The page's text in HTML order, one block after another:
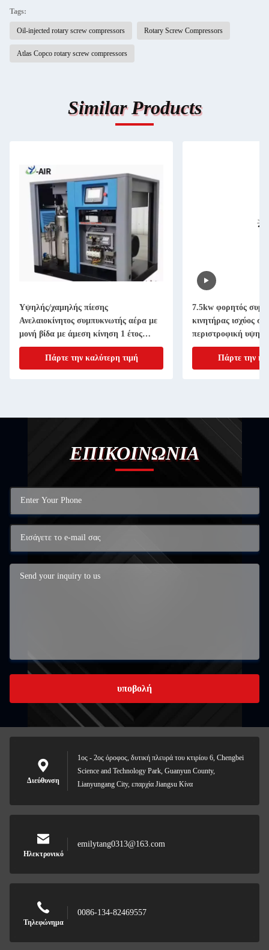
Tags:
Oil-injected rotary screw compressors Rotary Screw Compressors
Atlas Copco rotary screw compressors
Similar Products
Υψηλής/χαμηλής πίεσης
Ανελαιοκίνητος συμπυκνωτής αέρα με
μονή βίδα με άμεση κίνηση 1 έτος
εγγύηση Βιομηχανικοί συμπυκνωτές με
περιστροφική βίδα
Πάρτε την καλύτερη τιμή
7.5kw φορητός
κινητήρας ισχύος
περιστροφική
τεχνολογία ντίζελ /
ενέργειας επιλογές
Πάρτε την
ΕΠΙΚΟΙΝΩΝΙΑ
υποβολή
Διεύθυνση
1ος - 2ος όροφος, δυτική πλευρά του κτιρίου 6, Chengbei
Science and Technology Park, Guanyun County,
Lianyungang City, επαρχία Jiangsu Κίνα
Ηλεκτρονικό
emilytang0313@163.com
Τηλεφώνημα
0086-134-82469557